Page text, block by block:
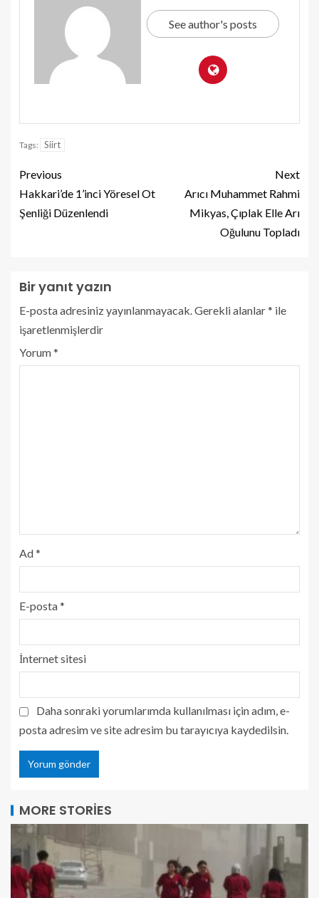
See author's posts
Tags: Siirt
Previous
Hakkari’de 1’inci Yöresel Ot
Şenliği Düzenlendi
Next
Arıcı Muhammet Rahmi
Mikyas, Çıplak Elle Arı
Oğulunu Topladı
Bir yanıt yazın
E-posta adresiniz yayınlanmayacak. Gerekli alanlar* ile
işaretlenmişlerdir
Yorum*
Ad*
E-posta*
İnternet sitesi
Daha sonraki yorumlarımda kullanılması için adım, e-
posta adresim ve site adresim bu tarayıcıya kaydedilsin.
MORE STORIES